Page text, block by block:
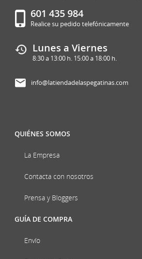
601 435 984
Realice su pedido telefónicamente
Lunes a Viernes
8:30 a 13:00 h. 15:00 a 18:00 h.
info@latiendadelaspegatinas.com
QUIÉNES SOMOS
La Empresa
Contacta con nosotros
Prensa y Bloggers
GUÍA DE COMPRA
Envío